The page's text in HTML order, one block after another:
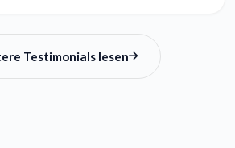
Testimonials lesen